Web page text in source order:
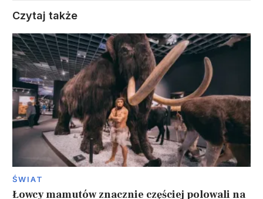
Czytaj także
ŚWIAT
Łowcy mamutów znacznie częściej polowali na